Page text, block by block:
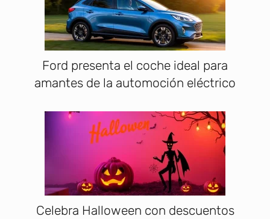
Ford presenta el coche ideal para
amantes de la automoción eléctrico
Celebra Halloween con descuentos